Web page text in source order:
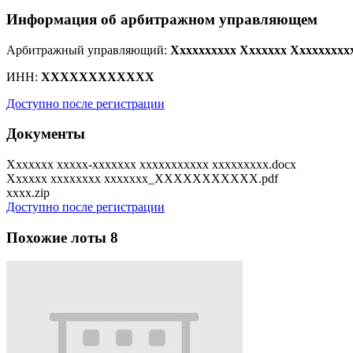
Информация об арбитражном управляющем
Арбитражный управляющий: Xxxxxxxxxx Xxxxxxx
ИНН: XXXXXXXXXXXX
Доступно после регистрации
Документы
Xxxxxxx xxxxx-xxxxxxx xxxxxxxxxxx xxxxxxxxx.docx
Xxxxxx xxxxxxxx xxxxxxx_XXXXXXXXXXX.pdf
xxxx.zip
Доступно после регистрации
Похожие лоты 8